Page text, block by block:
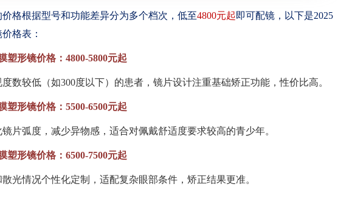
格根据型号和功能差异分为多个档次，低至4800元起即可配镜，以下是2025
格表：
塑形镜价格：4800-5800元起
数较低（如300度以下）的患者，镜片设计注重基础矫正功能，性价比高。
塑形镜价格：5500-6500元起
片弧度，减少异物感，适合对佩戴舒适度要求较高的青少年。
塑形镜价格：6500-7500元起
光情况个性化定制，适配复杂眼部条件，矫正结果更准。